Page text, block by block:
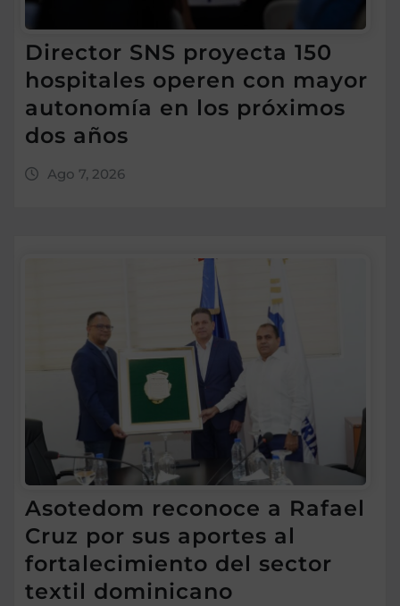
Director SNS proyecta 150
hospitales operen con mayor
autonomía en los próximos
dos años
Ago 7, 2026
Asotedom reconoce a Rafael
Cruz por sus aportes al
fortalecimiento del sector
textil dominicano